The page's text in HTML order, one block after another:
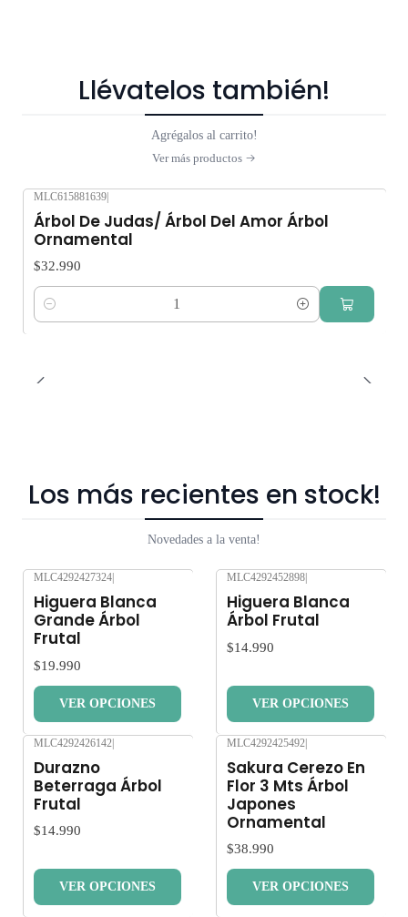
Llévatelos también!
Agrégalos al carrito!
Ver más productos
MLC615881639|
Árbol De Judas/ Árbol Del Amor Árbol
Ornamental
$32.990
Cantidad
Los más recientes en stock!
Novedades a la venta!
MLC4292427324
Higuera Blanca
Grande Árbol
Frutal
$19.990
VER OPCIONES
MLC4292452898
Higuera Blanca
Árbol Frutal
$14.990
VER OPCIONES
MLC4292426142|
Durazno
Beterraga Árbol
Frutal
$14.990
VER OPCIONES
MLC4292425492|
Sakura Cerezo En
Flor 3 Mts Árbol
Japones
Ornamental
$38.990
VER OPCIONES